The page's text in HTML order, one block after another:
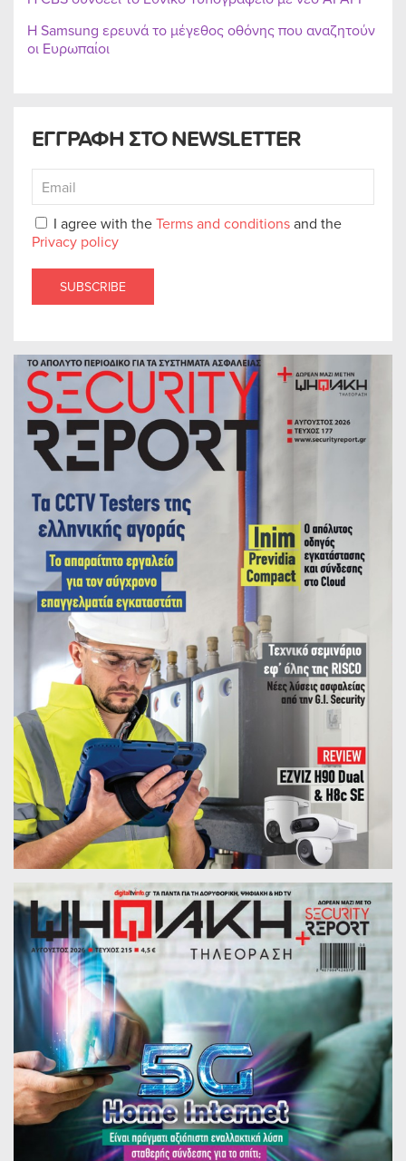
ΕΓΓΡΑΦΗ ΣΤΟ NEWSLETTER
I agree with theTerms and conditionsand the
Privacy policy
SUBSCRIBE
Η Samsung ερευνά το μέγεθος οθόνης που αναζητούν
οι Ευρωπαίοι